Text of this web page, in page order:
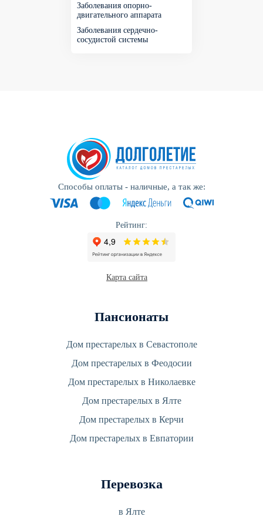
Заболевания опорно-
двигательного аппарата
Заболевания сердечно-
сосудистой системы
Способы оплаты - наличные, а так же:
Рейтинг:
Карта сайта
Пансионаты
Дом престарелых в Севастополе
Дом престарелых в Феодосии
Дом престарелых в Николаевке
Дом престарелых в Ялте
Дом престарелых в Керчи
Дом престарелых в Евпатории
Перевозка
в Ялте